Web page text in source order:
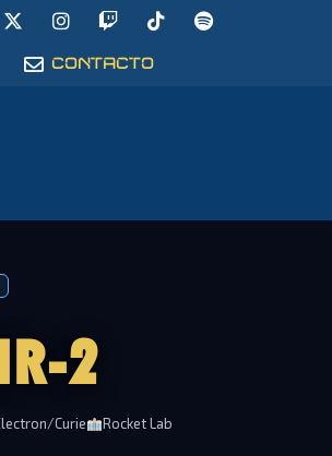
CONTACTO
2
Curie Rocket Lab